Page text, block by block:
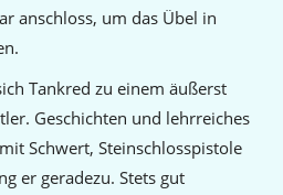
anschloss, um das Übel in
Tankred zu einem äußerst
Geschichten und lehrreiches
Schwert, Steinschlosspistole
er geradezu. Stets gut